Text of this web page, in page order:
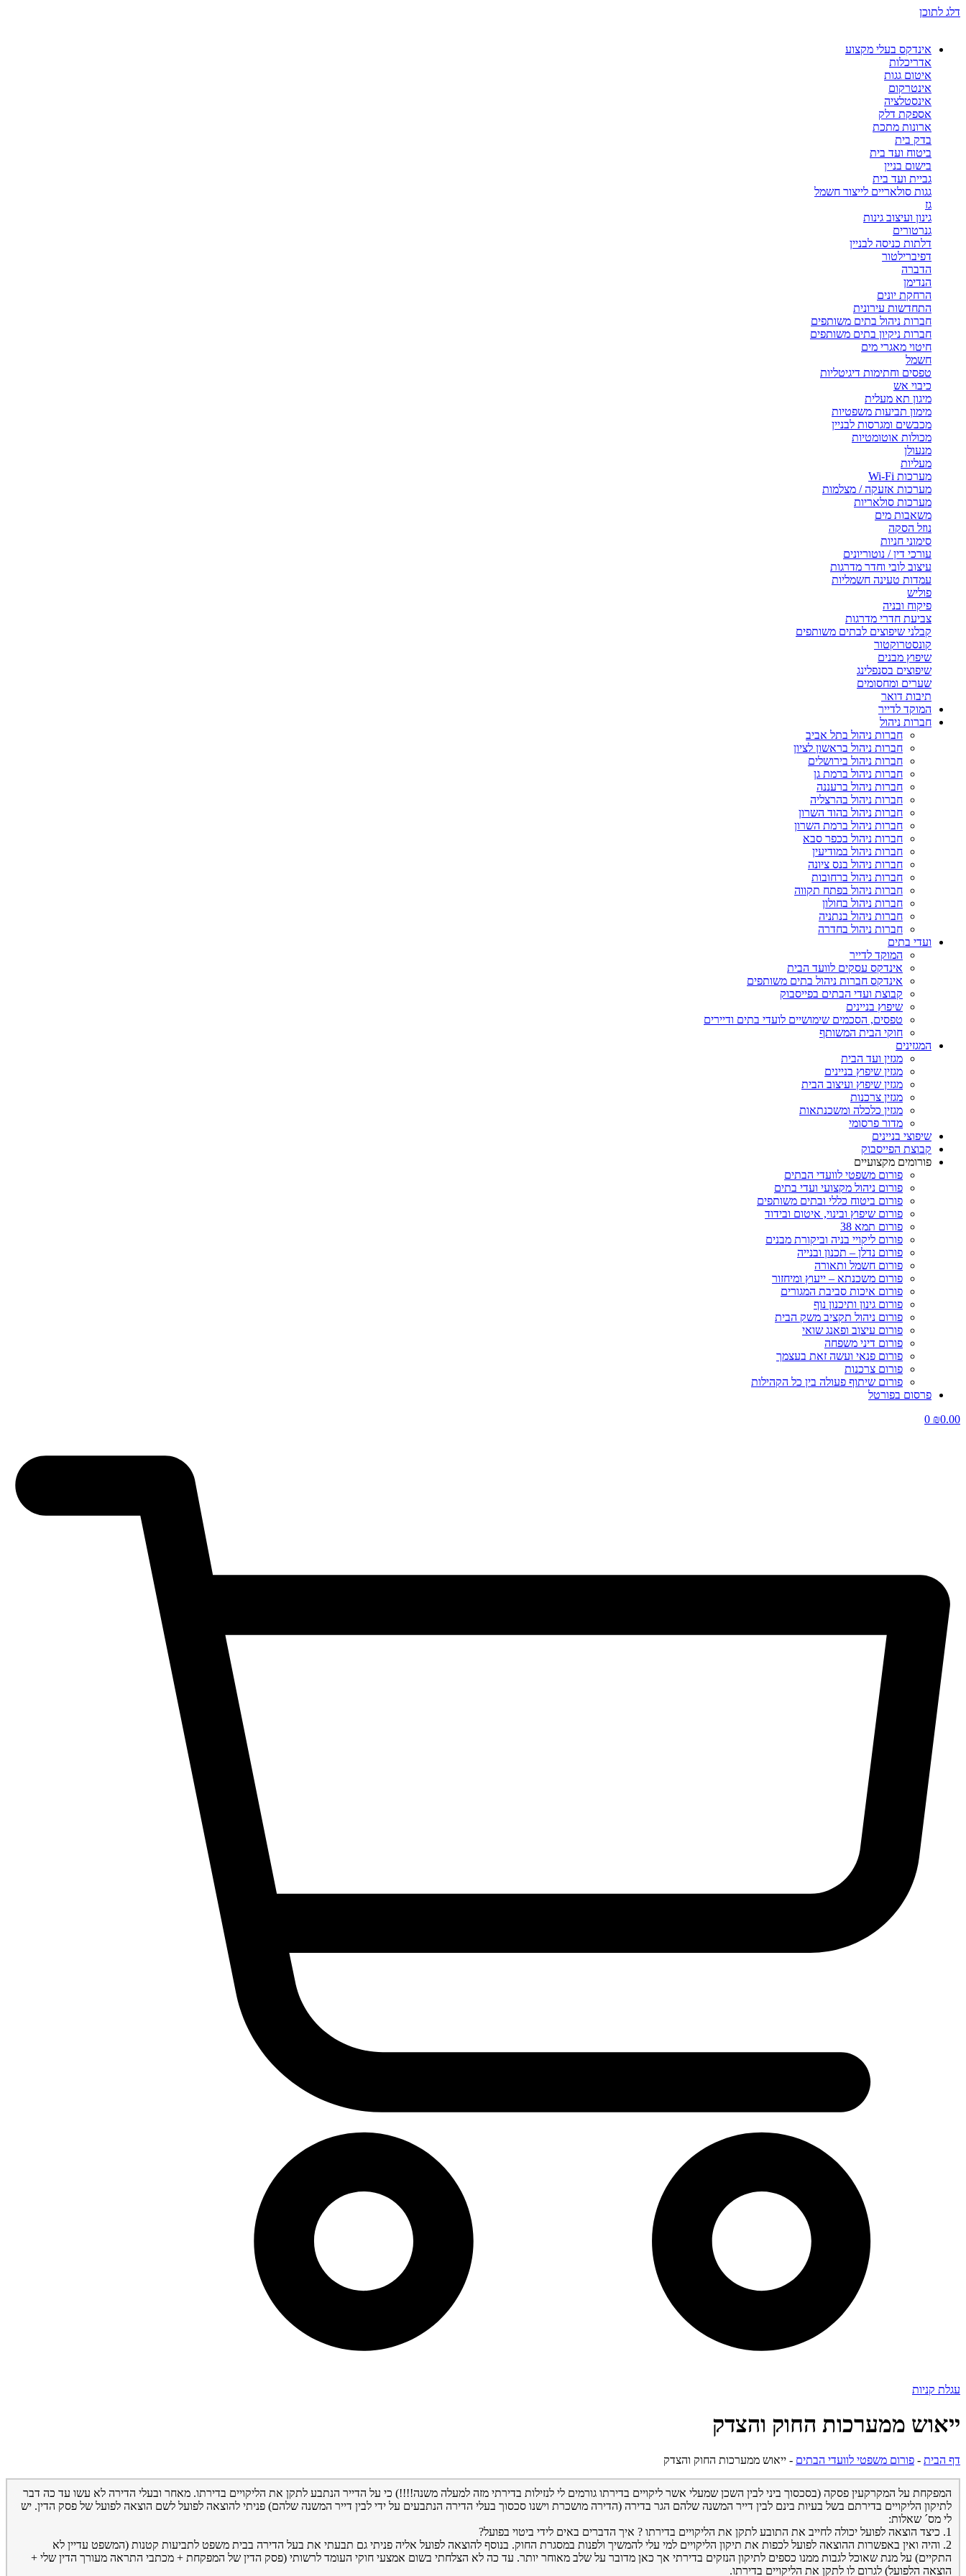
דלג לתוכן
אינדקס בעלי מקצוע
אדריכלות
איטום גגות
אינטרקום
אינסטלציה
אספקת דלק
ארונות מתכת
בדק בית
ביטוח ועד בית
בישום בניין
גביית ועד בית
גגות סולאריים לייצור חשמל
גז
גינון ועיצוב גינות
גנרטורים
דלתות כניסה לבניין
דפיברילטור
הדברה
הנדימן
הרחקת יונים
התחדשות עירונית
חברות ניהול בתים משותפים
חברות ניקיון בתים משותפים
חיטוי מאגרי מים
חשמל
טפסים וחתימות דיגיטליות
כיבוי אש
מיגון תא מעלית
מימון תביעות משפטיות
מכבשים ומגרסות לבניין
מכולות אוטומטיות
מנעולן
מעליות
מערכות Wi-Fi
מערכות אזעקה / מצלמות
מערכות סולאריות
משאבות מים
נוזל הסקה
סימוני חניות
עורכי דין / נוטוריונים
עיצוב לובי וחדר מדרגות
עמדות טעינה חשמליות
פוליש
פיקוח ובניה
צביעת חדרי מדרגות
קבלני שיפוצים לבתים משותפים
קונסטרוקטור
שיפוץ מבנים
שיפוצים בסנפלינג
שערים ומחסומים
תיבות דואר
המוקד לדייר
חברות ניהול
חברות ניהול בתל אביב
חברות ניהול בראשון לציון
חברות ניהול בירושלים
חברות ניהול ברמת גן
חברות ניהול ברעננה
חברות ניהול בהרצליה
חברות ניהול בהוד השרון
חברות ניהול ברמת השרון
חברות ניהול בכפר סבא
חברות ניהול במודיעין
חברות ניהול בנס ציונה
חברות ניהול ברחובות
חברות ניהול בפתח תקווה
חברות ניהול בחולון
חברות ניהול בנתניה
חברות ניהול בחדרה
ועדי בתים
המוקד לדייר
אינדקס עסקים לוועד הבית
אינדקס חברות ניהול בתים משותפים
קבוצת ועדי הבתים בפייסבוק
שיפוץ בניינים
טפסים, הסכמים שימושיים לועדי בתים ודיירים
חוקי הבית המשותף
המגזינים
מגזין ועד הבית
מגזין שיפוץ בניינים
מגזין שיפוץ ועיצוב הבית
מגזין צרכנות
מגזין כלכלה ומשכנתאות
מדור פרסומי
שיפוצי בניינים
קבוצת הפייסבוק
פורומים מקצועיים
פורום משפטי לוועדי הבתים
פורום ניהול מקצועי ועדי בתים
פורום ביטוח כללי ובתים משותפים
פורום שיפוץ ובינוי, איטום ובידוד
פורום תמא 38
פורום ליקויי בניה וביקורת מבנים
פורום נדלן – תכנון ובנייה
פורום חשמל ותאורה
פורום משכנתא – ייעוץ ומיחזור
פורום איכות סביבת המגורים
פורום גינון ותיכנון נוף
פורום ניהול תקציב משק הבית
פורום עיצוב ופאנג שואי
פורום דיני משפחה
פורום פנאי ועשה זאת בעצמך
פורום צרכנות
פורום שיתוף פעולה בין כל הקהילות
פרסום בפורטל
₪0.00
0
עגלת קניות
ייאוש ממערכות החוק והצדק
דף הבית - פורום משפטי לוועדי הבתים - ייאוש ממערכות החוק והצדק
המפקחת על המקרקעין פסקה (בסכסוך ביני לבין השכן שמעלי אשר ליקויים בדירתו גורמים לי לנזילות בדירתי מזה למעלה משנה!!!!) כי על הדייר הנתבע לתקן את הליקויים בדירתו. מאחר ובעלי הדירה לא עשו עד כה דבר
לתיקון הליקויים בדירתם בשל בעיות בינם לבין דייר המשנה שלהם הגר בדירה (הדירה מושכרת וישנו סכסוך בעלי הדירה הנתבעים על ידי לבין דייר המשנה שלהם) פניתי להוצאה לפועל לשם הוצאה לפועל של פסק הדין. יש
לי מס´ שאלות:
1. כיצד הוצאה לפועל יכולה לחייב את התובע לתקן את הליקויים בדירתו ? איך הדברים באים לידי ביטוי בפועל?
2. והיה ואין באפשרות ההוצאה לפועל לכפות את תיקון הליקויים למי עלי להמשיך ולפנות במסגרת החוק. בנוסף להוצאה לפועל אליה פניתי גם תבעתי את בעל הדירה בבית משפט לתביעות קטנות (המשפט עדיין לא
התקיים) על מנת שאוכל לגבות ממנו כספים לתיקון הנזקים בדירתי אך כאן מדובר על שלב מאוחר יותר. עד כה לא הצלחתי בשום אמצעי חוקי העומד לרשותי (פסק הדין של המפקחת + מכתבי התראה מעורך הדין שלי +
הוצאה הלפועל) לגרום לו לתקן את הליקויים בדירתו.